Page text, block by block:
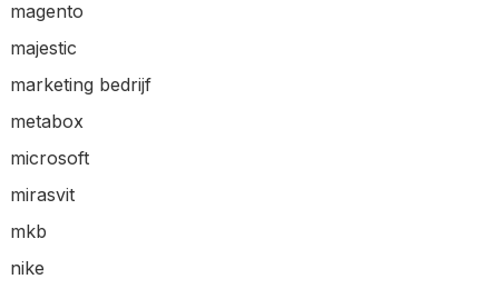
magento
majestic
marketing bedrijf
metabox
microsoft
mirasvit
mkb
nike